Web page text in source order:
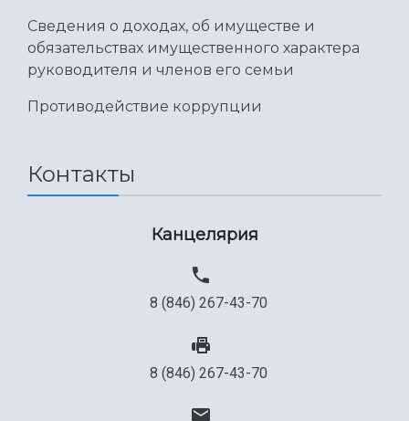
Сведения о доходах, об имуществе и
обязательствах имущественного характера
руководителя и членов его семьи
Противодействие коррупции
Контакты
Канцелярия
8 (846) 267-43-70
8 (846) 267-43-70